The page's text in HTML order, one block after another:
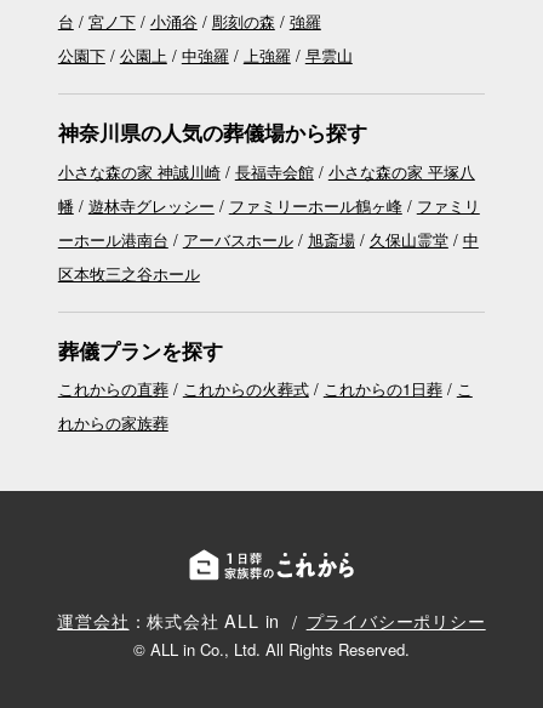
台
宮ノ下 小涌谷 彫刻の森
強羅
公園下
公園上 中強羅 上強羅 早雲山
神奈川県の人気の葬儀場から探す
小さな森の家 神誠川崎 長福寺会館
小さな森の家 平塚八
幡
遊林寺グレッシー ファミリーホール鶴ヶ峰
ファミリ
ーホール港南台
アーバスホール 旭斎場 久保山霊堂
中
区本牧三之谷ホール
葬儀プランを探す
これからの直葬 これからの火葬式 これからの1日葬
こ
れからの家族葬
運営会社 ：株式会社 ALL in プライバシーポリシー
© ALL in Co., Ltd. All Rights Reserved.